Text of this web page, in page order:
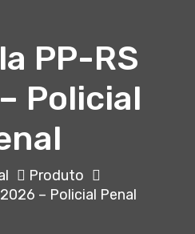
PP-RS
Policial
Produto
– Policial Penal